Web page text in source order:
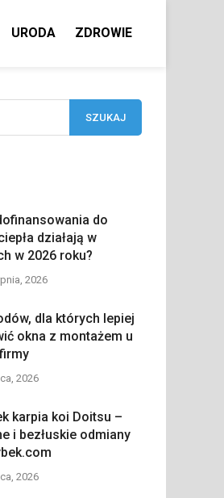
URODA ZDROWIE
do
działają w
w 2026 roku?
2026
dla których lepiej
okna z montażem u
2026
karpia koi Doitsu –
i bezłuskie odmiany
2026